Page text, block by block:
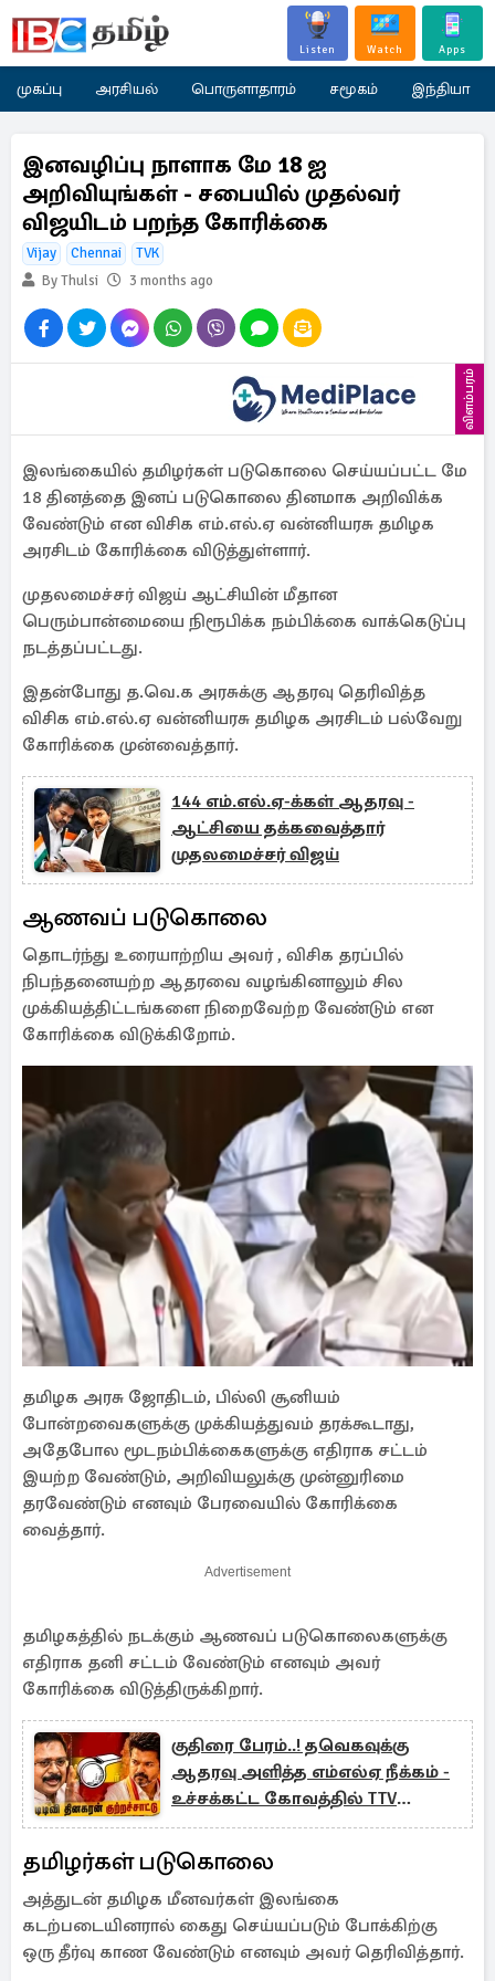
Listen Watch Apps
முகப்பு அரசியல் பொருளாதாரம் சமூகம் இந்தியா
இனவழிப்பு நாளாக மே 18 ஐ
அறிவியுங்கள் - சபையில் முதல்வர்
விஜயிடம் பறந்த கோரிக்கை
Vijay Chennai
TVK
By Thulsi
3 months ago
விளம்பரம்
இலங்கையில் தமிழர்கள் படுகொலை செய்யப்பட்ட மே
18 தினத்தை இனப் படுகொலை தினமாக அறிவிக்க
வேண்டும் என விசிக எம்.எல்.ஏ வன்னியரசு தமிழக
அரசிடம் கோரிக்கை விடுத்துள்ளார்.
முதலமைச்சர் விஜய் ஆட்சியின் மீதான
பெரும்பான்மையை நிரூபிக்க நம்பிக்கை வாக்கெடுப்பு
நடத்தப்பட்டது.
இதன்போது த.வெ.க அரசுக்கு ஆதரவு தெரிவித்த
விசிக எம்.எல்.ஏ வன்னியரசு தமிழக அரசிடம் பல்வேறு
கோரிக்கை முன்வைத்தார்.
144 எம்.எல்.ஏ-க்கள் ஆதரவு -
ஆட்சியை தக்கவைத்தார்
முதலமைச்சர் விஜய்
ஆணவப் படுகொலை
தொடர்ந்து உரையாற்றிய அவர் , விசிக தரப்பில்
நிபந்தனையற்ற ஆதரவை வழங்கினாலும் சில
முக்கியத்திட்டங்களை நிறைவேற்ற வேண்டும் என
கோரிக்கை விடுக்கிறோம்.
தமிழக அரசு ஜோதிடம், பில்லி சூனியம்
போன்றவைகளுக்கு முக்கியத்துவம் தரக்கூடாது,
அதேபோல மூடநம்பிக்கைகளுக்கு எதிராக சட்டம்
இயற்ற வேண்டும், அறிவியலுக்கு முன்னுரிமை
தரவேண்டும் எனவும் பேரவையில் கோரிக்கை
வைத்தார்.
Advertisement
தமிழகத்தில் நடக்கும் ஆணவப் படுகொலைகளுக்கு
எதிராக தனி சட்டம் வேண்டும் எனவும் அவர்
கோரிக்கை விடுத்திருக்கிறார்.
குதிரை பேரம்..! தவெகவுக்கு
ஆதரவு அளித்த எம்எல்ஏ நீக்கம் -
உச்சக்கட்ட கோவத்தில் TTV
தினகரன்
தமிழர்கள் படுகொலை
அத்துடன் தமிழக மீனவர்கள் இலங்கை
கடற்படையினரால் கைது செய்யப்படும் போக்கிற்கு
ஒரு தீர்வு காண வேண்டும் எனவும் அவர் தெரிவித்தார்.